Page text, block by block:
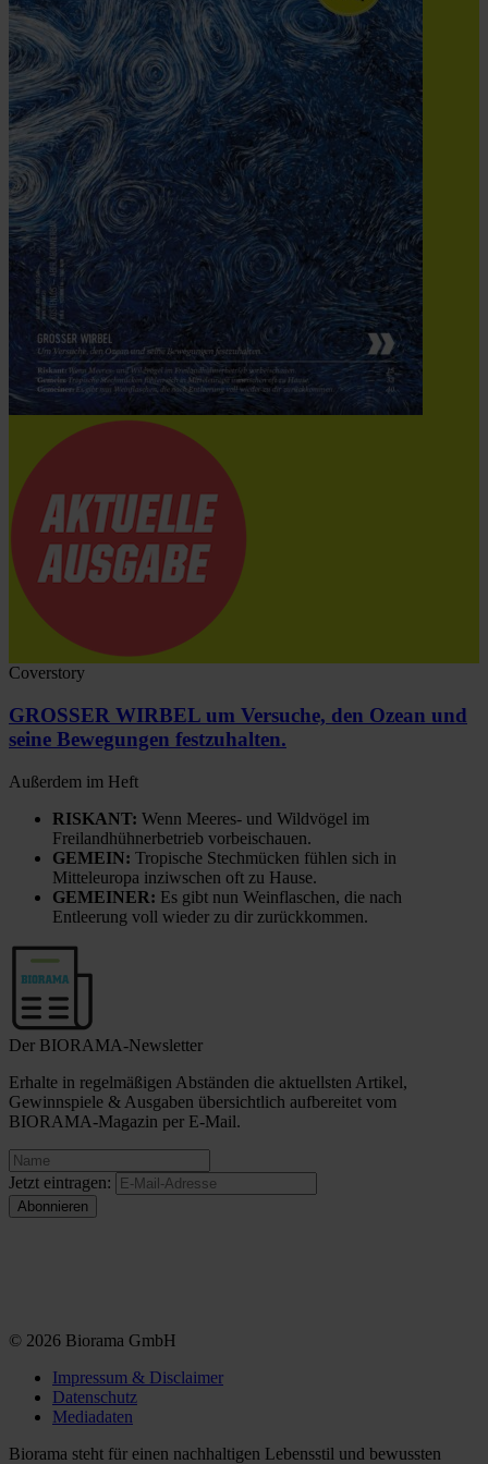
Coverstory
GROSSER WIRBEL um Versuche, den Ozean und
seine Bewegungen festzuhalten.
Außerdem im Heft
RISKANT: Wenn Meeres- und Wildvögel im
Freilandhühnerbetrieb vorbeischauen.
GEMEIN: Tropische Stechmücken fühlen sich in
Mitteleuropa inziwschen oft zu Hause.
GEMEINER: Es gibt nun Weinflaschen, die nach
Entleerung voll wieder zu dir zurückkommen.
Der BIORAMA-Newsletter
Erhalte in regelmäßigen Abständen die aktuellsten Artikel,
Gewinnspiele & Ausgaben übersichtlich aufbereitet vom
BIORAMA-Magazin per E-Mail.
Jetzt eintragen:
© 2026 Biorama GmbH
Impressum & Disclaimer
Datenschutz
Mediadaten
Biorama steht für einen nachhaltigen Lebensstil und bewussten